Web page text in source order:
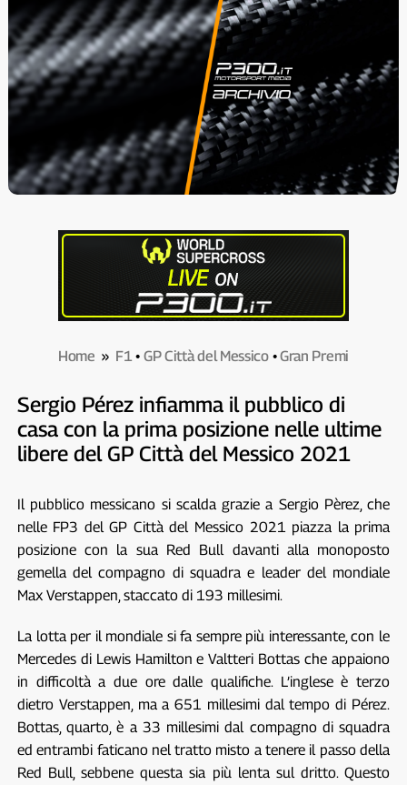
Home » F1• GP Città del Messico•Gran Premi
Sergio Pérez infiamma il pubblico di
casa con la prima posizione nelle ultime
libere del GP Città del Messico 2021
Il pubblico messicano si scalda grazie a Sergio Pèrez, che
nelle FP3 del GP Città del Messico 2021 piazza la prima
posizione con la sua Red Bull davanti alla monoposto
gemella del compagno di squadra e leader del mondiale
Max Verstappen, staccato di 193 millesimi.
La lotta per il mondiale si fa sempre più interessante, con le
Mercedes di Lewis Hamilton e Valtteri Bottas che appaiono
in difficoltà a due ore dalle qualifiche. L’inglese è terzo
dietro Verstappen, ma a 651 millesimi dal tempo di Pérez.
Bottas, quarto, è a 33 millesimi dal compagno di squadra
ed entrambi faticano nel tratto misto a tenere il passo della
Red Bull, sebbene questa sia più lenta sul dritto. Questo